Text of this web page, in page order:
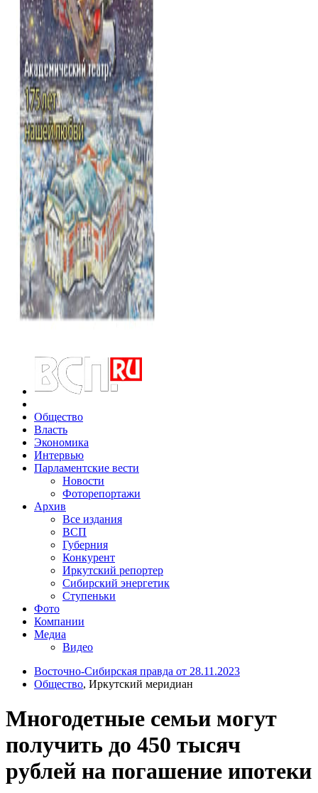
Общество
Власть
Экономика
Интервью
Парламентские вести
Новости
Фоторепортажи
Архив
Все издания
ВСП
Губерния
Конкурент
Иркутский репортер
Сибирский энергетик
Ступеньки
Фото
Компании
Медиа
Видео
Восточно-Сибирская правда от 28.11.2023
Общество, Иркутский меридиан
Многодетные семьи могут
получить до 450 тысяч
рублей на погашение ипотеки